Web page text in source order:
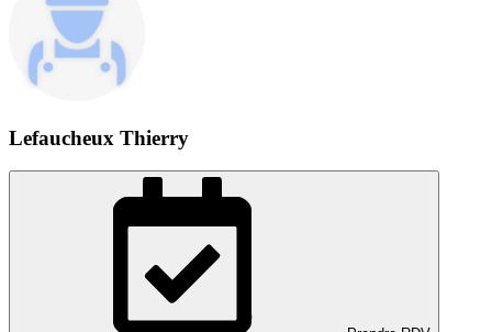
Lefaucheux Thierry